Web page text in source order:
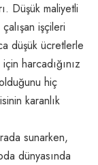
Düşük maliyetli
işçileri
düşük ücretlerle
harcadığınız
hiç
karanlık
sunarken,
dünyasında